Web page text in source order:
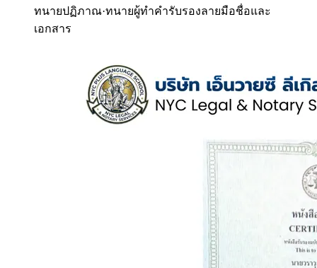
ทนายปฏิภาณ·ทนายผู้ทำคำรับรองลายมือชื่อและ
เอกสาร